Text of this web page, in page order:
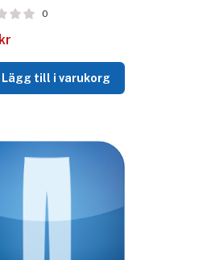
0
kr
Lägg till i varukorg